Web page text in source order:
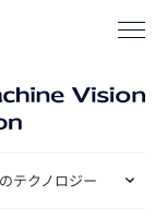
テクノロジー